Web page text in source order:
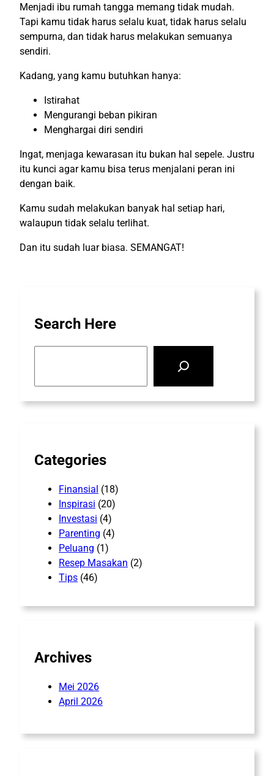
Menjadi ibu rumah tangga memang tidak mudah.
Tapi kamu tidak harus selalu kuat, tidak harus selalu
sempurna, dan tidak harus melakukan semuanya
sendiri.
Kadang, yang kamu butuhkan hanya:
Istirahat
Mengurangi beban pikiran
Menghargai diri sendiri
Ingat, menjaga kewarasan itu bukan hal sepele. Justru
itu kunci agar kamu bisa terus menjalani peran ini
dengan baik.
Kamu sudah melakukan banyak hal setiap hari,
walaupun tidak selalu terlihat.
Dan itu sudah luar biasa. SEMANGAT!
Search Here
Categories
Finansial (18)
Inspirasi (20)
Investasi (4)
Parenting (4)
Peluang (1)
Resep Masakan (2)
Tips (46)
Archives
Mei 2026
April 2026